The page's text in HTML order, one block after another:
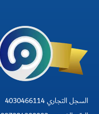
السجل التجاري 4030466114